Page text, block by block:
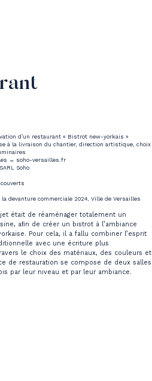
d’un restaurant « Bistrot new-yorkais »
à la livraison du chantier, direction artistique, choix
→ soho-versailles.fr
SARL Soho
la devanture commerciale 2024, Ville de Versailles
était de réaménager totalement un
aﬁn de créer un bistrot à l’ambiance
Pour cela, il a fallu combiner l’esprit
avec une écriture plus
le choix des matériaux, des couleurs et
de restauration se compose de deux salles
par leur niveau et par leur ambiance.